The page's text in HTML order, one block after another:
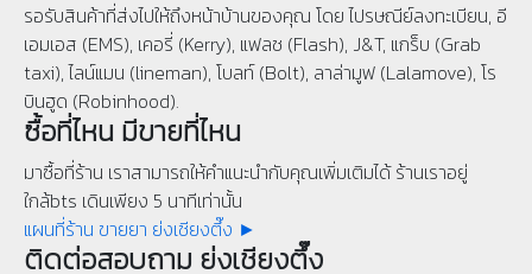
รอรับสินค้าที่ส่งไปให้ถึงหน้าบ้านของคุณ โดย ไปรษณีย์ลงทะเบียน, อี
เอมเอส (EMS), เคอรี่ (Kerry), แฟลช (Flash), J&T, แกร็บ (Grab
taxi), ไลน์แมน (lineman), โบลท์ (Bolt), ลาล่ามูฟ (Lalamove), โร
บินฮูด (Robinhood).
ซื้อที่ไหน มีขายที่ไหน
มาซื้อที่ร้าน เราสามารถให้คำแนะนำกับคุณเพิ่มเติมได้ ร้านเราอยู่
ใกล้bts เดินเพียง 5 นาทีเท่านั้น
แผนที่ร้าน ขายยา ย่งเชียงตึ๊ง ►
ติดต่อสอบถาม ย่งเชียงตึ๊ง